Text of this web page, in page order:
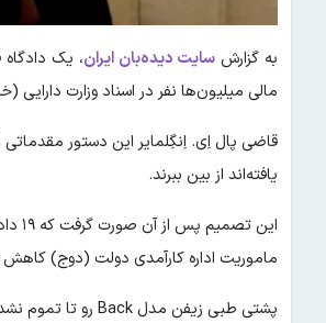
به گزارش سایت دیده‌بان ایران، یک
مالی میلیون‌ها نفر در اسناد وزارت دارایی
قاضی پال اِی. اِنگِلمایر این دستور مقدماتی
یافته‌اند از بین ببرند.
ماموریت اداره کارآمدی دولت (دوج)
پشتی طبی زیفن مدل Back رو تا تموم نشده از دیجی‌کالا بخر!!!!